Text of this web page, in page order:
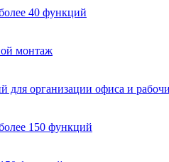
40 функций
монтаж
для организации офиса и
150 функций